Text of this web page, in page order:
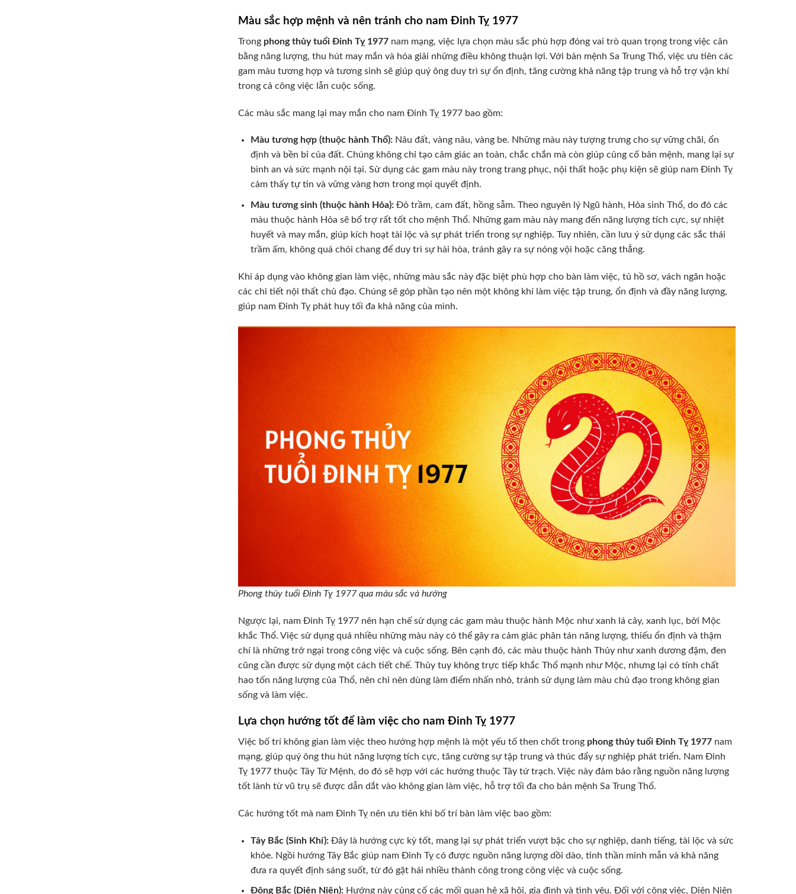
Màu sắc hợp mệnh và nên tránh cho nam Đinh Tỵ 1977
Trong phong thủy tuổi Đinh Tỵ 1977 nam mạng, việc lựa chọn màu sắc phù hợp đóng vai trò quan trọng trong việc cân
bằng năng lượng, thu hút may mắn và hóa giải những điều không thuận lợi. Với bản mệnh Sa Trung Thổ, việc ưu tiên các
gam màu tương hợp và tương sinh sẽ giúp quý ông duy trì sự ổn định, tăng cường khả năng tập trung và hỗ trợ vận khí
trong cả công việc lẫn cuộc sống.
Các màu sắc mang lại may mắn cho nam Đinh Tỵ 1977 bao gồm:
Màu tương hợp (thuộc hành Thổ):Nâu đất, vàng nâu, vàng be. Những màu này tượng trưng cho sự vững chãi, ổn
định và bền bỉ của đất. Chúng không chỉ tạo cảm giác an toàn, chắc chắn mà còn giúp củng cố bản mệnh, mang lại sự
bình an và sức mạnh nội tại. Sử dụng các gam màu này trong trang phục, nội thất hoặc phụ kiện sẽ giúp nam Đinh Tỵ
cảm thấy tự tin và vững vàng hơn trong mọi quyết định.
Màu tương sinh (thuộc hành Hỏa):Đỏ trầm, cam đất, hồng sẫm. Theo nguyên lý Ngũ hành, Hỏa sinh Thổ, do đó các
màu thuộc hành Hỏa sẽ bổ trợ rất tốt cho mệnh Thổ. Những gam màu này mang đến năng lượng tích cực, sự nhiệt
huyết và may mắn, giúp kích hoạt tài lộc và sự phát triển trong sự nghiệp. Tuy nhiên, cần lưu ý sử dụng các sắc thái
trầm ấm, không quá chói chang để duy trì sự hài hòa, tránh gây ra sự nóng vội hoặc căng thẳng.
Khi áp dụng vào không gian làm việc, những màu sắc này đặc biệt phù hợp cho bàn làm việc, tủ hồ sơ, vách ngăn hoặc
các chi tiết nội thất chủ đạo. Chúng sẽ góp phần tạo nên một không khí làm việc tập trung, ổn định và đầy năng lượng,
giúp nam Đinh Tỵ phát huy tối đa khả năng của mình.
Phong thủy tuổi Đinh Tỵ 1977 qua màu sắc và hướng
Ngược lại, nam Đinh Tỵ 1977 nên hạn chế sử dụng các gam màu thuộc hành Mộc như xanh lá cây, xanh lục, bởi Mộc
khắc Thổ. Việc sử dụng quá nhiều những màu này có thể gây ra cảm giác phân tán năng lượng, thiếu ổn định và thậm
chí là những trở ngại trong công việc và cuộc sống. Bên cạnh đó, các màu thuộc hành Thủy như xanh dương đậm, đen
cũng cần được sử dụng một cách tiết chế. Thủy tuy không trực tiếp khắc Thổ mạnh như Mộc, nhưng lại có tính chất
hao tốn năng lượng của Thổ, nên chỉ nên dùng làm điểm nhấn nhỏ, tránh sử dụng làm màu chủ đạo trong không gian
sống và làm việc.
Lựa chọn hướng tốt để làm việc cho nam Đinh Tỵ 1977
Việc bố trí không gian làm việc theo hướng hợp mệnh là một yếu tố then chốt trong phong thủy tuổi Đinh Tỵ 1977 nam
mạng, giúp quý ông thu hút năng lượng tích cực, tăng cường sự tập trung và thúc đẩy sự nghiệp phát triển. Nam Đinh
Tỵ 1977 thuộc Tây Tứ Mệnh, do đó sẽ hợp với các hướng thuộc Tây tứ trạch. Việc này đảm bảo rằng nguồn năng lượng
tốt lành từ vũ trụ sẽ được dẫn dắt vào không gian làm việc, hỗ trợ tối đa cho bản mệnh Sa Trung Thổ.
Các hướng tốt mà nam Đinh Tỵ nên ưu tiên khi bố trí bàn làm việc bao gồm:
Tây Bắc (Sinh Khí):Đây là hướng cực kỳ tốt, mang lại sự phát triển vượt bậc cho sự nghiệp, danh tiếng, tài lộc và sức
khỏe. Ngồi hướng Tây Bắc giúp nam Đinh Tỵ có được nguồn năng lượng dồi dào, tinh thần minh mẫn và khả năng
đưa ra quyết định sáng suốt, từ đó gặt hái nhiều thành công trong công việc và cuộc sống.
Đông Bắc (Diên Niên):Hướng này củng cố các mối quan hệ xã hội, gia đình và tình yêu. Đối với công việc, Diên Niên